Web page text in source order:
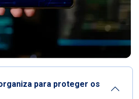
para proteger os